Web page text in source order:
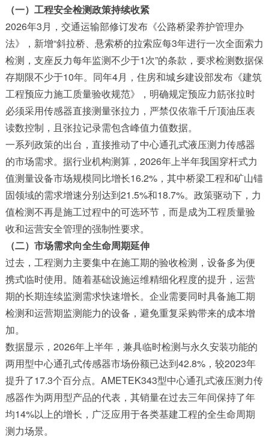
（一）工程安全检测政策持续收紧
2026年3月，交通运输部修订发布《公路桥梁养护管理办
法》，新增“斜拉桥、悬索桥的拉索应每3年进行一次全面索力
检测，支座反力每年监测不少于1次”的条款，要求检测数据保
存期限不少于10年。同年4月，住房和城乡建设部发布《建筑
工程预应力施工质量验收规范》，明确规定预应力筋张拉时
必须采用传感器直接测量张拉力，严禁仅依靠千斤顶油压表
读数控制，且张拉记录需包含峰值力值数据。
一系列政策的出台，直接推动了中心通孔式液压测力传感器
的市场需求。据行业机构测算，2026年上半年我国穿杆式力
值测量设备市场规模同比增长16.2%，其中桥梁工程和矿山锚
固领域的需求增速分别达到21.5%和18.7%。政策驱动下，力
值检测不再是施工过程中的可选环节，而是成为工程质量验
收和运营安全管理的强制性要求。
（二）市场需求向全生命周期延伸
过去，工程测力主要集中在施工期的验收检测，设备多为便
携式临时使用。随着基础设施运维精细化程度的提升，运营
期的长期连续监测需求快速增长。企业需要同时具备施工期
检测和运营期监测能力的设备，避免重复采购带来的成本增
加。
数据显示，2026年上半年，兼具临时检测与永久安装功能的
两用型中心通孔式传感器市场份额已达到42.8%，较2023年
提升了17.3个百分点。 AMETEK343型中心通孔式液压测力传
感器作为两用型产品的代表，其销量在过去三年间保持了年
均14%以上的增长，广泛应用于各类基建工程的全生命周期
测力场景。